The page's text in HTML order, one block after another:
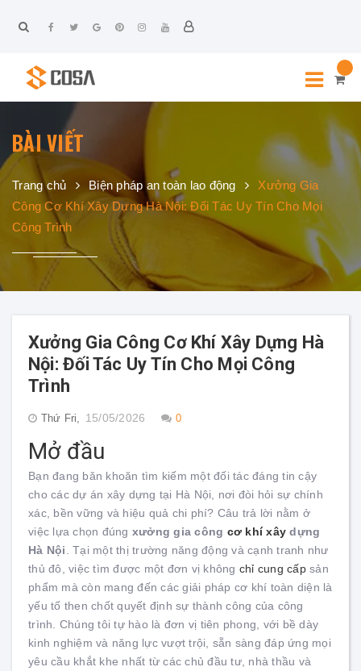
BÀI VIẾT
Trang chủ Biện pháp an toàn lao động
Xưởng Gia
Công Cơ Khí Xây Dựng Hà Nội: Đối Tác Uy Tín Cho Mọi
Công Trình
Xưởng Gia Công Cơ Khí Xây Dựng Hà
Nội: Đối Tác Uy Tín Cho Mọi Công
Trình
Thứ Fri, 15/05/2026 0
Mở đầu
Bạn đang băn khoăn tìm kiếm một đối tác đáng tin cậy
cho các dự án xây dựng tại Hà Nội, nơi đòi hỏi sự chính
xác, bền vững và hiệu quả chi phí? Câu trả lời nằm ở
việc lựa chọn đúng xưởng gia công cơ khí xây dựng
Hà Nội . Tại một thị trường năng động và cạnh tranh như
thủ đô, việc tìm được một đơn vị không chỉ cung cấpsản
phẩm mà còn mang đến các giải pháp cơ khí toàn diện là
yếu tố then chốt quyết định sự thành công của công
trình. Chúng tôi tự hào là đơn vị tiên phong, với bề dày
kinh nghiệm và năng lực vượt trội, sẵn sàng đáp ứng mọi
yêu cầu khắt khe nhất từ các chủ đầu tư, nhà thầu và